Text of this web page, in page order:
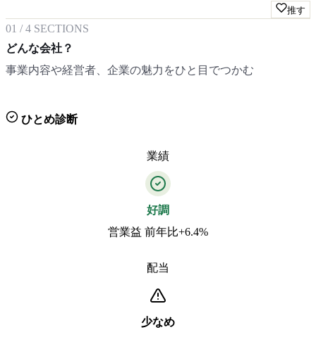
推す
01 /4 SECTIONS
どんな会社？
事業内容や経営者、企業の魅力をひと目でつかむ
ひとめ診断
業績
好調
営業益 前年比+6.4%
配当
少なめ